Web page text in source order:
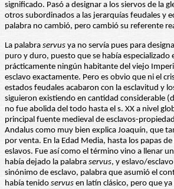
significado. Pasó a designar a los siervos de la
otros subordinados a las jerarquías feudales y
palabra no cambió, pero cambió su referente
La palabra servus ya no servía pues para
puro y duro, puesto que se había especializado
prácticamente ningún habitante del viejo
esclavo exactamente. Pero es obvio que ni el
estados feudales acabaron con la esclavitud y
siguieron existiendo en cantidad considerable
no fue abolida del todo hasta el s. XX a nivel
principal fuente medieval de esclavos-
Andalus como muy bien explica Joaquín, que
por venta. En la Edad Media, hasta los papas
eslavos. Fue así como el término vino a llenar
había dejado la palabra servus, y eslavo/
sinónimo de esclavo, palabra que asumió el
había tenido servus en latín clásico, pero que